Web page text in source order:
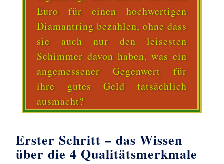
Euro für einen hochwertigen
Diamantring bezahlen, ohne dass
sie auch nur den leisesten
Schimmer davon haben, was ein
angemessener Gegenwert für
ihre gutes Geld tatsächlich
ausmacht?
Erster Schritt – das Wissen
über die 4 Qualitätsmerkmale